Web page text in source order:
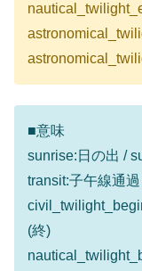
■意味
sunrise:日の出 /
transit:子午線通過
(終)